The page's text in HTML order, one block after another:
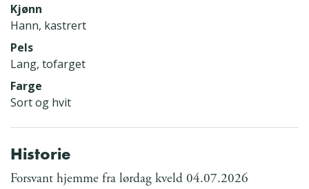
Kjønn
Hann, kastrert
Pels
Lang, tofarget
Farge
Sort og hvit
Historie
Forsvant hjemme fra lørdag kveld 04.07.2026